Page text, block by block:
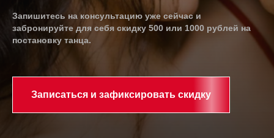
Запишитесь на консультацию уже сейчас и
забронируйте для себя скидку 500 или 1000 рублей на
постановку танца.
Записаться и зафиксировать скидку